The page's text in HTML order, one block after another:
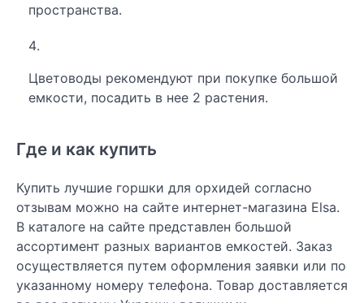
пространства.
Цветоводы рекомендуют при покупке большой
емкости, посадить в нее 2 растения.
Где и как купить
Купить лучшие горшки для орхидей согласно
отзывам можно на сайте интернет-магазина Elsa.
В каталоге на сайте представлен большой
ассортимент разных вариантов емкостей. Заказ
осуществляется путем оформления заявки или по
указанному номеру телефона. Товар доставляется